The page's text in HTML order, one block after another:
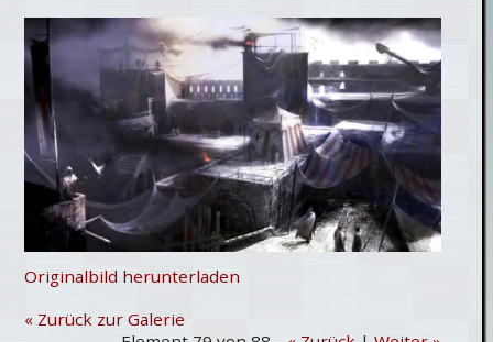
Originalbild herunterladen
« Zurück zur Galerie